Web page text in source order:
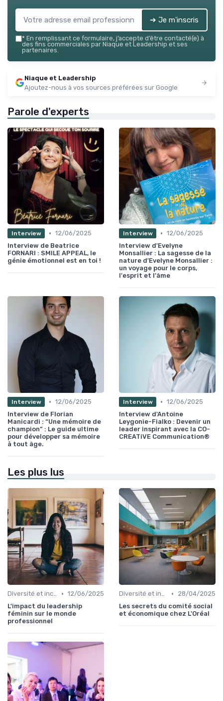
➔ Je m'inscris
* En remplissant ce formulaire, j’accepte d’être contacté(e) à
des fins commerciales par Niaque et Leadership et ses
partenaires.
Niaque et Leadership
Ajoutez-nous à vos sources préférées sur Google
Parole d'experts
Interview • 12/06/2025
Interview de Beatrice
FORNARI : SMILE APPEAL, le
génie émotionnel est en toi !
Interview • 12/06/2025
Interview d'Evelyne
Monsallier : La sagesse de la
nature d'Evelyne Monsallier :
un voyage pour le corps,
l'esprit et l'âme
Interview • 12/06/2025
Interview de Florian
Manicardi : “Une mémoire de
champion” : Le guide ultime
pour développer sa mémoire
à tout âge.
Interview • 12/06/2025
Interview d'Antoine
Leygonie-Fialko : Devenir un
leader inspirant avec la CO-
CREATiVE Communication®
Les plus lus
Diversité et inclusion • 12/06/2025
L'impact du leadership
féminin sur le monde
professionnel
Diversité et inclusion •
28/04/2025
Les secrets du comité social
et économique chez L'Oréal